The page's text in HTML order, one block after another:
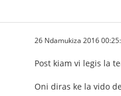
26 Ndamukiza 2016
Post kiam vi legis la
Oni diras ke la vido